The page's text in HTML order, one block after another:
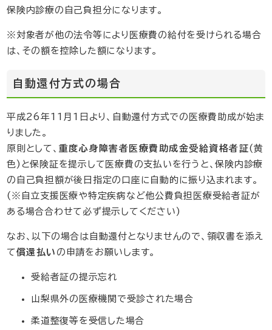
保険内診療の自己負担分になります。
※対象者が他の法令等により医療費の給付を受けられる場合
は、その額を控除した額になります。
自動還付方式の場合
平成26年11月1日より、自動還付方式での医療費助成が始ま
りました。
原則として、 重度心身障害者医療費助成金受給資格者証(黄
色)と保険証を提示して医療費の支払いを行うと、保険内診療
の自己負担額が後日指定の口座に自動的に振り込まれます。
(※自立支援医療や特定疾病など他公費負担医療受給者証が
ある場合合わせて必ず提示してください)
なお、以下の場合は自動還付となりませんので、領収書を添え
て償還払い の申請をお願いします。
受給者証の提示忘れ
山梨県外の医療機関で受診された場合
柔道整復等を受信した場合